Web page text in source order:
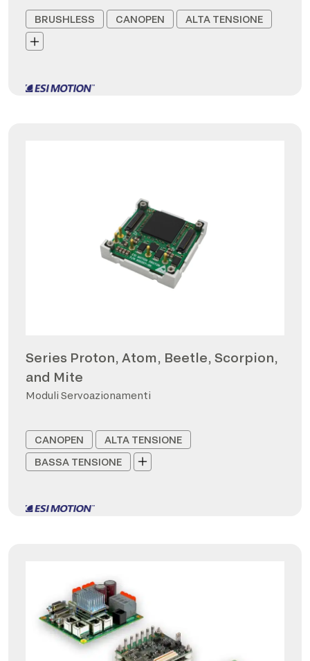
BRUSHLESS CANOPEN ALTA TENSIONE
Series Proton, Atom, Beetle, Scorpion,
and Mite
Moduli Servoazionamenti
CANOPEN
ALTA TENSIONE
BASSA TENSIONE